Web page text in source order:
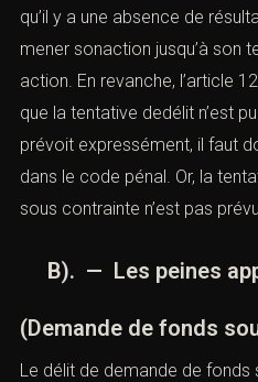
qu’il y a une absence de
mener sonaction jusqu’à son
action. En revanche, l’article
que la tentative dedélit n’est
prévoit expressément, il faut
dans le code pénal. Or, la
sous contrainte n’est pas
B). — Les peines
(Demande de fonds
Le délit de demande de fonds